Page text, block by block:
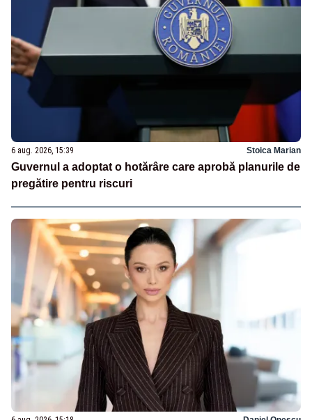
6 aug. 2026, 15:39 Stoica Marian
Guvernul a adoptat o hotărâre care aprobă planurile de
pregătire pentru riscuri